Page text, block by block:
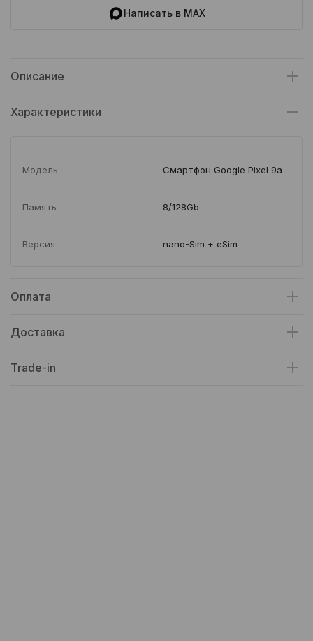
Написать в MAX
Описание
Характеристики
Модель Смартфон Google Pixel 9a
Память 8/128Gb
Версия nano-Sim + eSim
Оплата
Доставка
Trade-in